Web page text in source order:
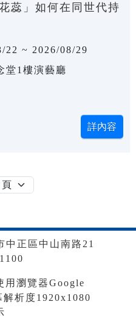
蕊」如何在同世代持
22 ~ 2026/08/29
堂1樓演藝廳
中正區中山南路21
用瀏覽器Google
析度1920x1080